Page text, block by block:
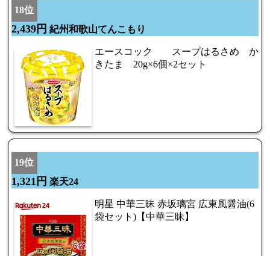
18位
2,439円 紀州和歌山てんこもり
エースコック スープはるさめ か
きたま 20g×6個×2セット
19位
1,321円 楽天24
明星 中華三昧 赤坂璃宮 広東風醤油(6
袋セット)【中華三昧】